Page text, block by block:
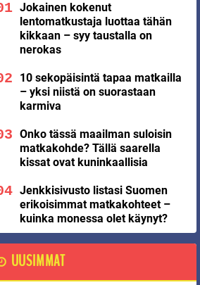
Jokainen kokenut
lentomatkustaja luottaa tähän
kikkaan – syy taustalla on
nerokas
10 sekopäisintä tapaa matkailla
– yksi niistä on suorastaan
karmiva
Onko tässä maailman suloisin
matkakohde? Tällä saarella
kissat ovat kuninkaallisia
Jenkkisivusto listasi Suomen
erikoisimmat matkakohteet –
kuinka monessa olet käynyt?
UUSIMMAT